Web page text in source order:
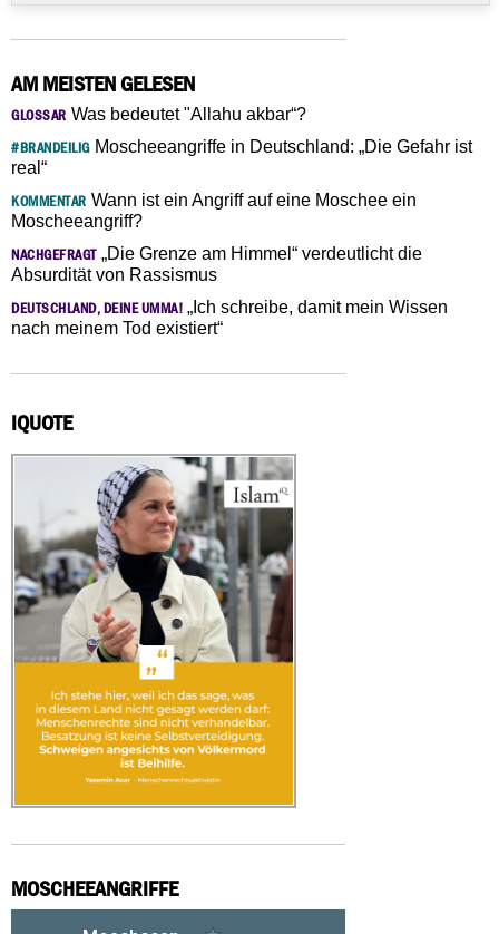
AM MEISTEN GELESEN
GLOSSAR Was bedeutet "Allahu akbar“?
#BRANDEILIGMoscheeangriffe in Deutschland: „Die Gefahr ist
real“
KOMMENTAR Wann ist ein Angriff auf eine Moschee ein
Moscheeangriff?
NACHGEFRAGT„Die Grenze am Himmel“ verdeutlicht die
Absurdität von Rassismus
DEUTSCHLAND, DEINE UMMA! „Ich schreibe, damit mein Wissen
nach meinem Tod existiert“
IQUOTE
MOSCHEEANGRIFFE